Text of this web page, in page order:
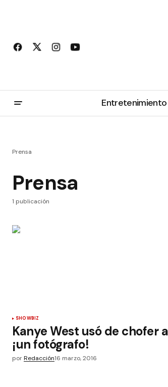
Entretenimiento
Prensa
Prensa
1 publicación
SHOWBIZ
Kanye West usó de chofer a
¡un fotógrafo!
porRedacción16 marzo, 2016